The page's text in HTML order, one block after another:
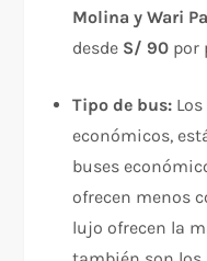
Molina y Wari
desde S/ 90 por
Tipo de bus:
económicos,
buses
ofrecen menos
lujo ofrecen la